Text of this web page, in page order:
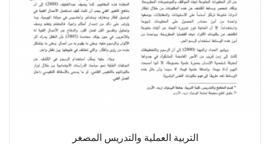
التربية العملية والتدريس المصغر